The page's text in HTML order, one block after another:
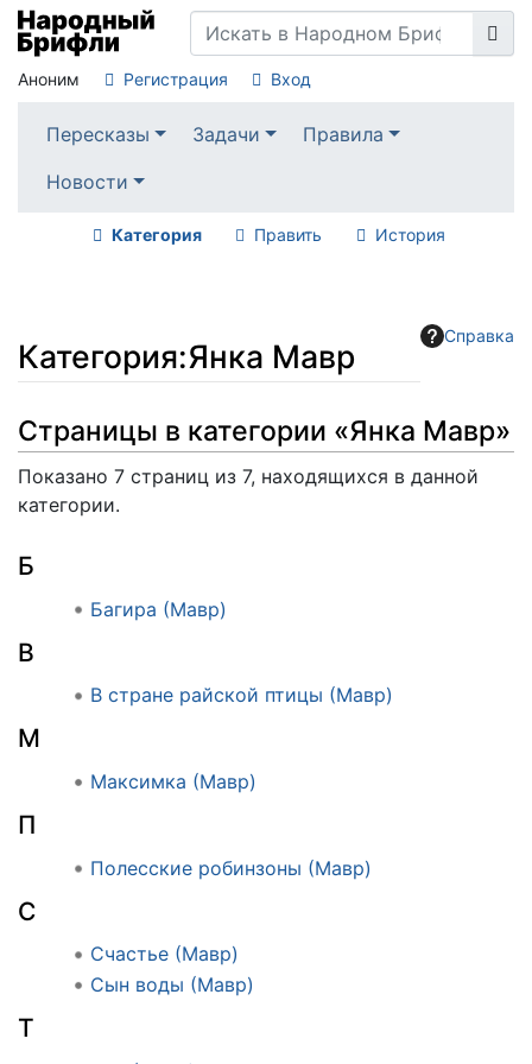
Аноним Регистрация Вход
Пересказы Задачи
Правила
Новости
Категория Править История
Справка
Категория:Янка Мавр
Перейти к:
Страницы в категории «Янка Мавр»
Показано 7 страниц из 7, находящихся в данной
категории.
Б
Багира (Мавр)
В
В стране райской птицы (Мавр)
М
Максимка (Мавр)
П
Полесские робинзоны (Мавр)
С
Счастье (Мавр)
Сын воды (Мавр)
Т